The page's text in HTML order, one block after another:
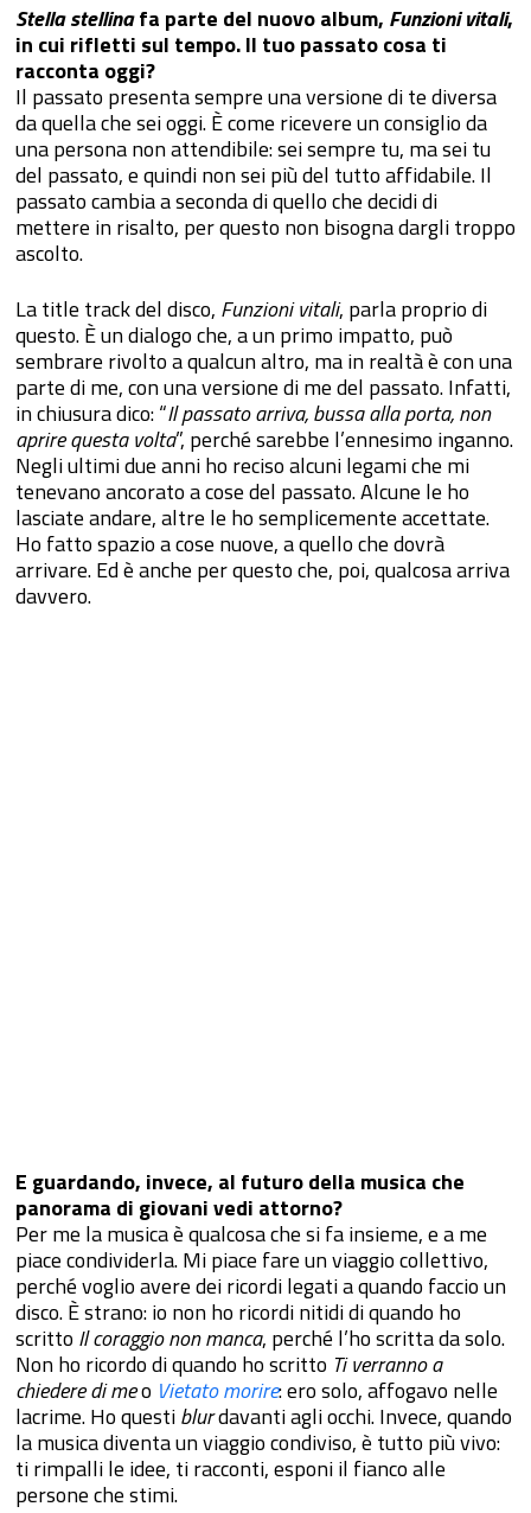
Stella stellinafa parte del nuovo album, Funzioni vitali,
in cui rifletti sul tempo. Il tuo passato cosa ti
racconta oggi?
Il passato presenta sempre una versione di te diversa
da quella che sei oggi. È come ricevere un consiglio da
una persona non attendibile: sei sempre tu, ma sei tu
del passato, e quindi non sei più del tutto affidabile. Il
passato cambia a seconda di quello che decidi di
mettere in risalto, per questo non bisogna dargli troppo
ascolto.
La title track del disco, Funzioni vitali, parla proprio di
questo. È un dialogo che, a un primo impatto, può
sembrare rivolto a qualcun altro, ma in realtà è con una
parte di me, con una versione di me del passato. Infatti,
in chiusura dico: “Il passato arriva, bussa alla porta, non
aprire questa volta”, perché sarebbe l’ennesimo inganno.
Negli ultimi due anni ho reciso alcuni legami che mi
tenevano ancorato a cose del passato. Alcune le ho
lasciate andare, altre le ho semplicemente accettate.
Ho fatto spazio a cose nuove, a quello che dovrà
arrivare. Ed è anche per questo che, poi, qualcosa arriva
davvero.
E guardando, invece, al futuro della musica che
panorama di giovani vedi attorno?
Per me la musica è qualcosa che si fa insieme, e a me
piace condividerla. Mi piace fare un viaggio collettivo,
perché voglio avere dei ricordi legati a quando faccio un
disco. È strano: io non ho ricordi nitidi di quando ho
scritto Il coraggio non manca, perché l’ho scritta da solo.
Non ho ricordo di quando ho scritto Ti verranno a
chiedere di meo Vietato morire: ero solo, affogavo nelle
lacrime. Ho questiblurdavanti agli occhi. Invece, quando
la musica diventa un viaggio condiviso, è tutto più vivo:
ti rimpalli le idee, ti racconti, esponi il fianco alle
persone che stimi.